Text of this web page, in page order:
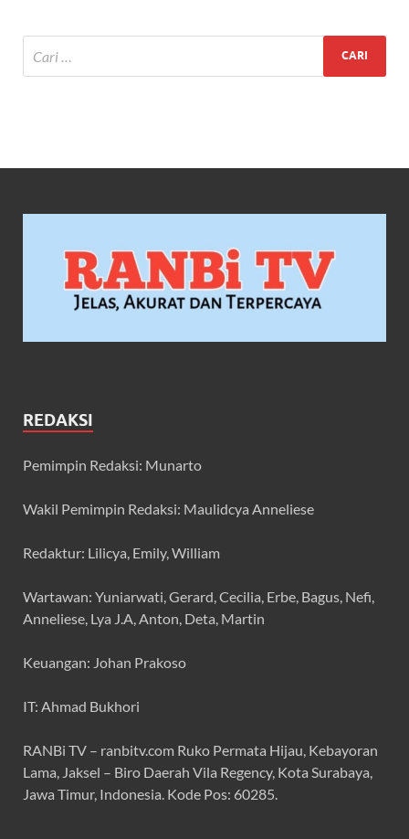
REDAKSI
Pemimpin Redaksi: Munarto
Wakil Pemimpin Redaksi: Maulidcya Anneliese
Redaktur: Lilicya, Emily, William
Wartawan: Yuniarwati, Gerard, Cecilia, Erbe, Bagus, Nefi,
Anneliese, Lya J.A, Anton, Deta, Martin
Keuangan: Johan Prakoso
IT: Ahmad Bukhori
RANBi TV – ranbitv.com Ruko Permata Hijau, Kebayoran
Lama, Jaksel – Biro Daerah Vila Regency, Kota Surabaya,
Jawa Timur, Indonesia. Kode Pos: 60285.